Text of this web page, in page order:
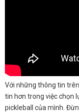
Với những thông tin
tin hơn trong việc chọn
pickleball của mình.